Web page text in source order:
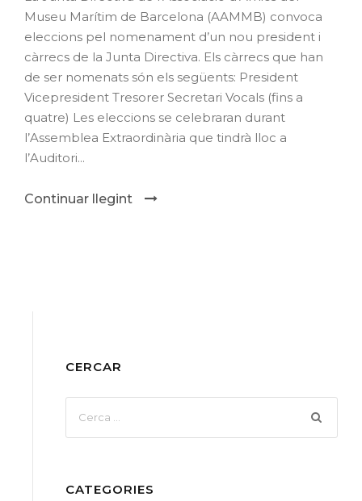
Museu Marítim de Barcelona (AAMMB) convoca
eleccions pel nomenament d’un nou president i
càrrecs de la Junta Directiva. Els càrrecs que han
de ser nomenats són els següents: President
Vicepresident Tresorer Secretari Vocals (fins a
quatre) Les eleccions se celebraran durant
l’Assemblea Extraordinària que tindrà lloc a
l’Auditori...
Continuar llegint
CERCAR
CATEGORIES